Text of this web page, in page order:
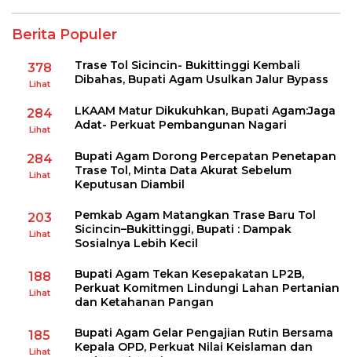
Berita Populer
378
Lihat
Trase Tol Sicincin- Bukittinggi Kembali
Dibahas, Bupati Agam Usulkan Jalur Bypass
284
Lihat
LKAAM Matur Dikukuhkan, Bupati Agam:Jaga
Adat- Perkuat Pembangunan Nagari
284
Lihat
Bupati Agam Dorong Percepatan Penetapan
Trase Tol, Minta Data Akurat Sebelum
Keputusan Diambil
203
Lihat
Pemkab Agam Matangkan Trase Baru Tol
Sicincin–Bukittinggi, Bupati : Dampak
Sosialnya Lebih Kecil
188
Lihat
Bupati Agam Tekan Kesepakatan LP2B,
Perkuat Komitmen Lindungi Lahan Pertanian
dan Ketahanan Pangan
185
Lihat
Bupati Agam Gelar Pengajian Rutin Bersama
Kepala OPD, Perkuat Nilai Keislaman dan